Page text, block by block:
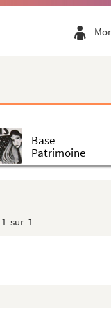
Base
Patrimoine
1 sur 1